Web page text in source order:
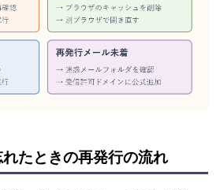
たときの再発行の流れ